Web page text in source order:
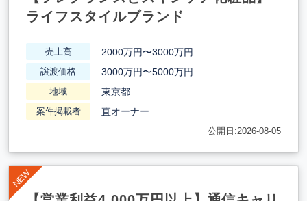
ライフスタイルブランド
売上高 2000万円〜3000万円
譲渡価格 3000万円〜5000万円
地域 東京都
案件掲載者 直オーナー
公開日:2026-08-05